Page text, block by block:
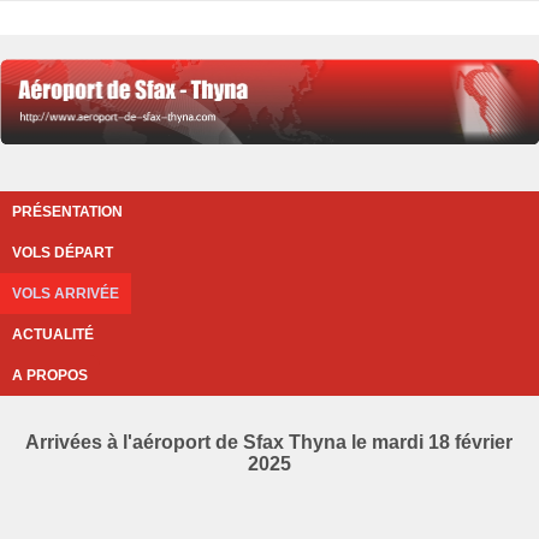
PRÉSENTATION
VOLS DÉPART
VOLS ARRIVÉE
ACTUALITÉ
A PROPOS
Arrivées à l'aéroport de Sfax Thyna le mardi 18 février
2025